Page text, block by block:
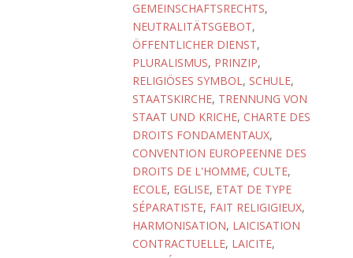
GEMEINSCHAFTSRECHTS,
NEUTRALITÄTSGEBOT,
ÖFFENTLICHER DIENST,
PLURALISMUS, PRINZIP,
RELIGIÖSES SYMBOL, SCHULE,
STAATSKIRCHE, TRENNUNG VON
STAAT UND KRICHE, CHARTE DES
DROITS FONDAMENTAUX,
CONVENTION EUROPEENNE DES
DROITS DE L'HOMME, CULTE,
ECOLE, EGLISE, ETAT DE TYPE
SÉPARATISTE, FAIT RELIGIGIEUX,
HARMONISATION, LAICISATION
CONTRACTUELLE, LAICITE,